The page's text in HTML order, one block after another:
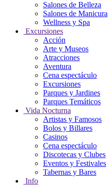
Salones de Belleza
Salones de Manicura
Wellness y Spa
Excursiones
Acción
Arte y Museos
Atracciones
Aventura
Cena espectáculo
Excursiones
Parques y Jardines
Parques Temáticos
Vida Nocturna
Artistas y Famosos
Bolos y Billares
Casinos
Cena espectáculo
Discotecas y Clubes
Eventos y Festivales
Tabernas y Bares
Info